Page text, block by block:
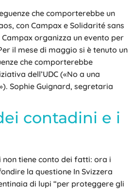
che comporterebbe un
con Campax e Solidarité sans
organizza un evento per
il mese di maggio si è tenuto un
che comporterebbe
dell’UDC («No a una
Sophie Guignard, segretaria
contadini e i
non tiene conto dei fatti: ora i
la questione In Svizzera
di lupi “per proteggere gli